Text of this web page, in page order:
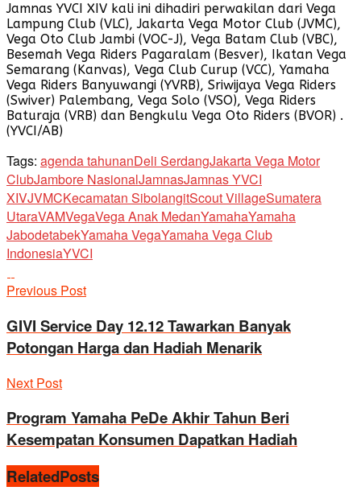
Jamnas YVCI XIV kali ini dihadiri perwakilan dari Vega
Lampung Club (VLC), Jakarta Vega Motor Club (JVMC),
Vega Oto Club Jambi (VOC-J), Vega Batam Club (VBC),
Besemah Vega Riders Pagaralam (Besver), Ikatan Vega
Semarang (Kanvas), Vega Club Curup (VCC), Yamaha
Vega Riders Banyuwangi (YVRB), Sriwijaya Vega Riders
(Swiver) Palembang, Vega Solo (VSO), Vega Riders
Baturaja (VRB) dan Bengkulu Vega Oto Riders (BVOR) .
(YVCI/AB)
Tags: agenda tahunanDeli SerdangJakarta Vega Motor
ClubJambore NasionalJamnasJamnas YVCI
XIVJVMCKecamatan SibolangitScout VillageSumatera
UtaraVAMVegaVega Anak MedanYamahaYamaha
JabodetabekYamaha VegaYamaha Vega Club
IndonesiaYVCI
Previous Post
GIVI Service Day 12.12 Tawarkan Banyak
Potongan Harga dan Hadiah Menarik
Next Post
Program Yamaha PeDe Akhir Tahun Beri
Kesempatan Konsumen Dapatkan Hadiah
RelatedPosts